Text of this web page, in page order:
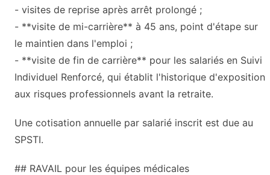
- visites de reprise après arrêt prolongé ;
- **visite de mi-carrière** à 45 ans, point d'étape sur
le maintien dans l'emploi ;
- **visite de fin de carrière** pour les salariés en Suivi
Individuel Renforcé, qui établit l'historique d'exposition
aux risques professionnels avant la retraite.
Une cotisation annuelle par salarié inscrit est due au
SPSTI.
## RAVAIL pour les équipes médicales